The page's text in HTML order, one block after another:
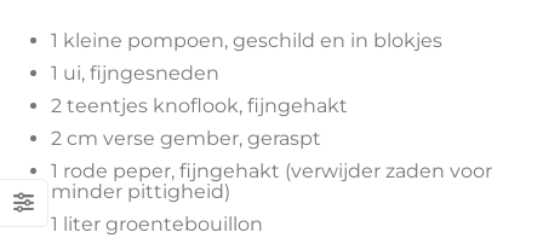
1 kleine pompoen, geschild en in blokjes
1 ui, fijngesneden
2 teentjes knoflook, fijngehakt
2 cm verse gember, geraspt
1 rode peper, fijngehakt (verwijder zaden voor
minder pittigheid)
1 liter groentebouillon